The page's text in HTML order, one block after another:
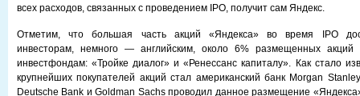
всех расходов, связанных с проведением IPO, получит сам Яндекс.
Отметим, что большая часть акций «Яндекса» во время IPO
инвесторам, немного — английским, около 6% размещенных акций
инвестфондам: «Тройке диалог» и «Ренессанс капиталу». Как стало
крупнейших покупателей акций стал американский банк Morgan
Deutsche Bank и Goldman Sachs проводил данное размещение